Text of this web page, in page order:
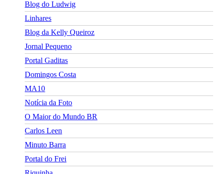
Blog do Ludwig
Linhares
Blog da Kelly Queiroz
Jornal Pequeno
Portal Gaditas
Domingos Costa
MA10
Notícia da Foto
O Maior do Mundo BR
Carlos Leen
Minuto Barra
Portal do Frei